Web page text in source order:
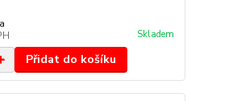
Skladem
Přidat do košíku